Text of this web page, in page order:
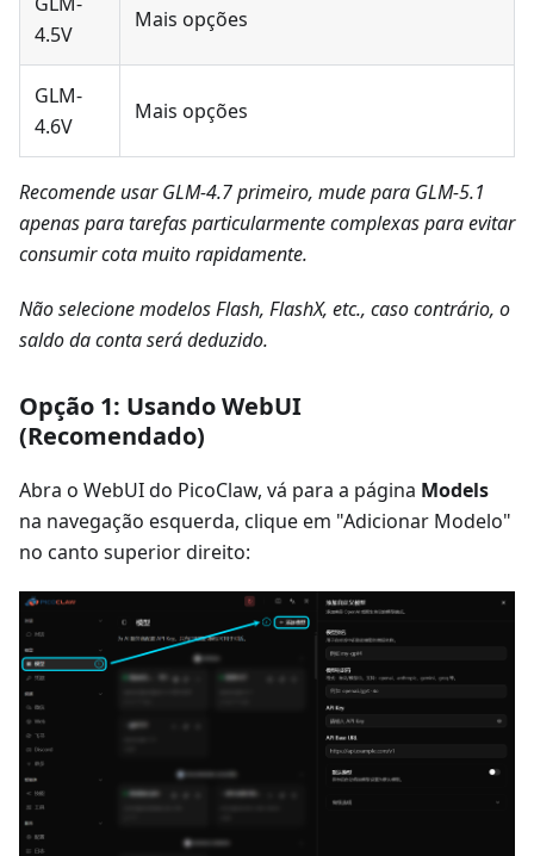
4.5V
Mais opções
GLM-
4.6V
Mais opções
Recomende usar GLM-4.7 primeiro, mude para GLM-5.1
apenas para tarefas particularmente complexas para evitar
consumir cota muito rapidamente.
Não selecione modelos Flash, FlashX, etc., caso contrário, o
saldo da conta será deduzido.
Opção 1: Usando WebUI
(Recomendado)
Abra o WebUI do PicoClaw, vá para a página Models
na navegação esquerda, clique em "Adicionar Modelo"
no canto superior direito: